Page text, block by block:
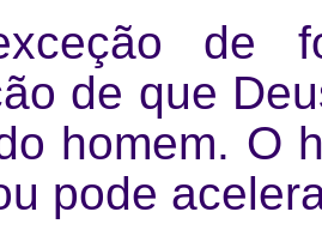
de
de que
homem. O
pode